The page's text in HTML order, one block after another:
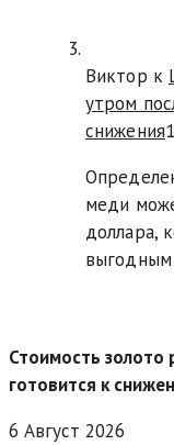
Виктор к
утром
снижения
меди
доллара,
Стоимость золото
готовится к
6 Август 2026